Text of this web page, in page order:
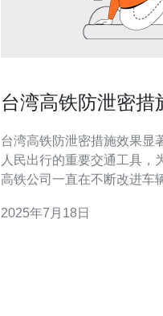
台湾高铁防泄密措
台湾高铁防泄密措施效果显著 台湾高铁一直以来都是
人民出行的重要交通工具，
高铁公司一直在不断改进车
在行驶中出现泄漏情况，台
2025年7月18日